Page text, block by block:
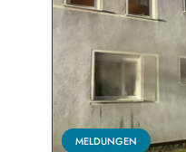
MELDUNGEN